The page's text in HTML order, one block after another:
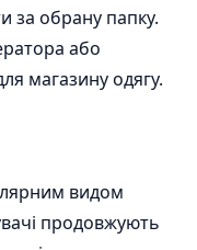
за обрану папку.
або
магазину одягу.
видом
продовжують